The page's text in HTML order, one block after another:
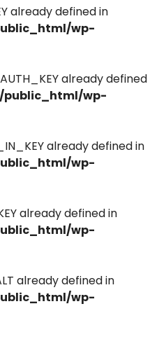
already defined in
wp-
already defined
public_html/wp-
already defined in
wp-
already defined in
wp-
already defined in
wp-